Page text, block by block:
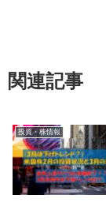
関連記事
投資・株情報